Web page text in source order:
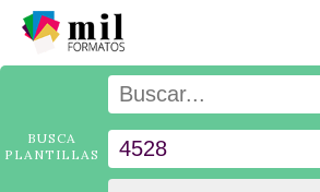
BUSCA
PLANTILLAS